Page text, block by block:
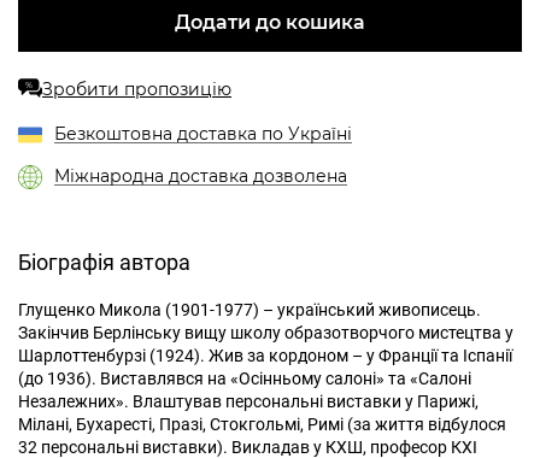
Додати до кошика
% Зробити пропозицію
Безкоштовна доставка по Україні
Міжнародна доставка дозволена
Біографія автора
Глущенко Микола (1901-1977) – український живописець.
Закінчив Берлінську вищу школу образотворчого мистецтва у
Шарлоттенбурзі (1924). Жив за кордоном – у Франції та Іспанії
(до 1936). Виставлявся на «Осінньому салоні» та «Салоні
Незалежних». Влаштував персональні виставки у Парижі,
Мілані, Бухаресті, Празі, Стокгольмі, Римі (за життя відбулося
32 персональні виставки). Викладав у КХШ, професор КХІ